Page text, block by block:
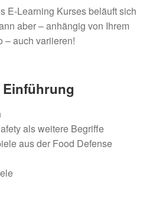
E-Learning Kurses beläuft sich
aber – anhängig von Ihrem
– auch variieren!
Einführung
als weitere Begriffe
aus der Food Defense